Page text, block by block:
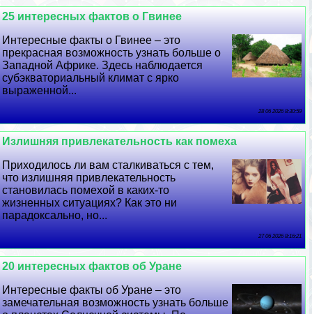
25 интересных фактов о Гвинее
Интересные факты о Гвинее – это
прекрасная возможность узнать больше о
Западной Африке. Здесь наблюдается
субэкваториальный климат с ярко
выраженной...
28 06 2026 8:30:59
Излишняя привлекательность как помеха
Приходилось ли вам сталкиваться с тем,
что излишняя привлекательность
становилась помехой в каких-то
жизненных ситуациях? Как это ни
парадоксально, но...
27 06 2026 8:16:21
20 интересных фактов об Уране
Интересные факты об Уране – это
замечательная возможность узнать больше